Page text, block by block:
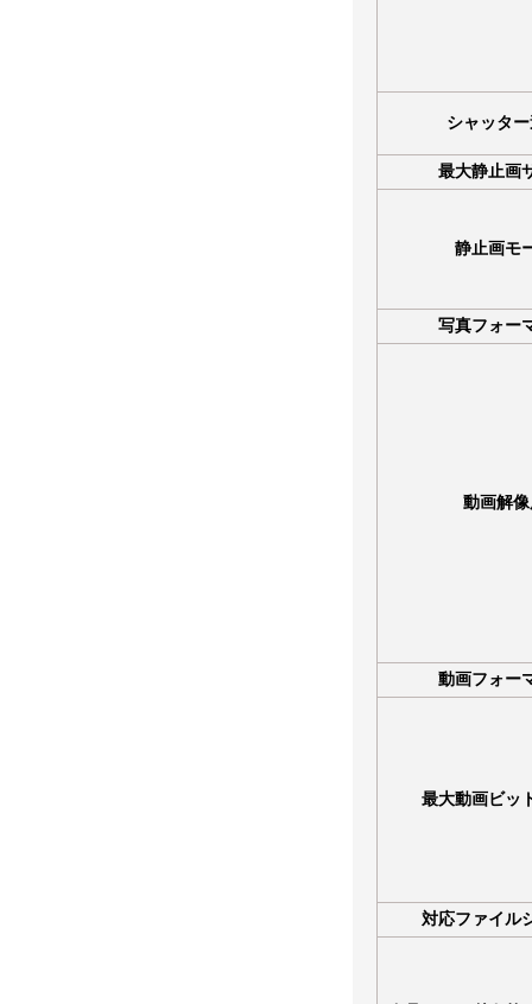
シャッタ
最大静止画
静止画モ
写真フォー
動画解
動画フォー
最大動画ビッ
対応ファイル